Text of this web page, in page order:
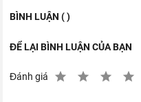
BÌNH LUẬN ( )
ĐỂ LẠI BÌNH LUẬN CỦA BẠN
Đánh giá